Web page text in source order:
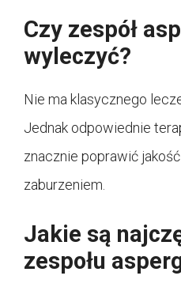
Czy zespół
wyleczyć?
Nie ma klasycznego
Jednak odpowiednie
znacznie poprawić
zaburzeniem.
Jakie są
zespołu